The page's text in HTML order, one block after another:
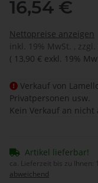
16,54 €
Nettopreise anzeigen
inkl. 19% MwSt. , zzgl.
( 13,90 € exkl. 19%
Verkauf von
Privatpersonen usw.
Kein Verkauf an
Artikel lieferbar!
ca. Lieferzeit bis zu Ihnen:
abweichend